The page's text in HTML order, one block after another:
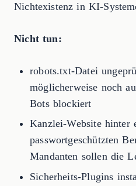
Nichtexistenz in KI-
Nicht tun:
robots.txt-Datei
möglicherweise noch
Bots blockiert
Kanzlei-Website hinter
passwortgeschützten
Mandanten sollen die
Sicherheits-Plugins